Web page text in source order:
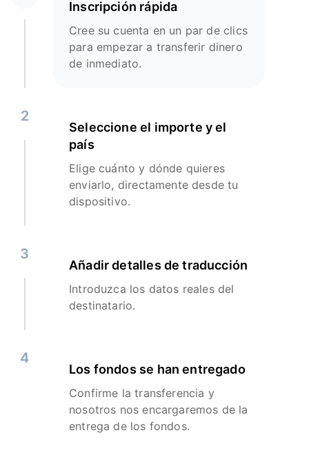
Inscripción rápida
Cree su cuenta en un par de clics
para empezar a transferir dinero
de inmediato.
2
Seleccione el importe y el
país
Elige cuánto y dónde quieres
enviarlo, directamente desde tu
dispositivo.
3
Añadir detalles de traducción
Introduzca los datos reales del
destinatario.
4
Los fondos se han entregado
Confirme la transferencia y
nosotros nos encargaremos de la
entrega de los fondos.